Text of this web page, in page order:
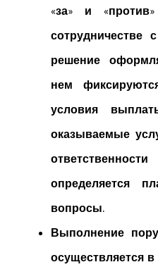
«за» и
решение
нем
условия
оказываемые
определяется
вопросы.
Выполнение
осуществляется